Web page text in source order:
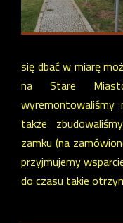
się dbać w miarę
na Stare
także
zamku (na
przyjmujemy
do czasu takie